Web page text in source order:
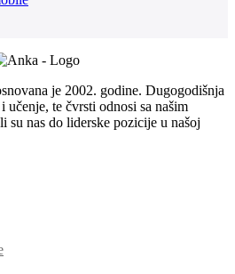
je 2002. godine. Dugogodišnja
te čvrsti odnosi sa našim
su nas do liderske pozicije u našoj